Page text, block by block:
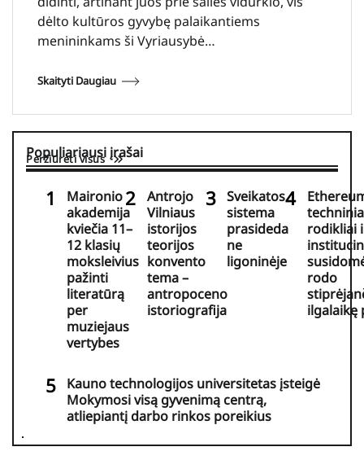
dėlto kultūros gyvybę palaikantiems
menininkams ši Vyriausybė…
Skaityti Daugiau
Populiariausi įrašai
Peržiūrėti visus
Maironio
akademija
kviečia 11–
12 klasių
moksleivius
pažinti
literatūrą
per
muziejaus
vertybes
Antrojo
Vilniaus
istorijos
teorijos
konvento
tema –
antropoceno
istoriografija
Sveikatos
sistema
prasideda
ne
ligoninėje
rodikliai
rodo
ilgalaikę
Kauno technologijos universitetas įsteigė
Mokymosi visą gyvenimą centrą,
atliepiantį darbo rinkos poreikius